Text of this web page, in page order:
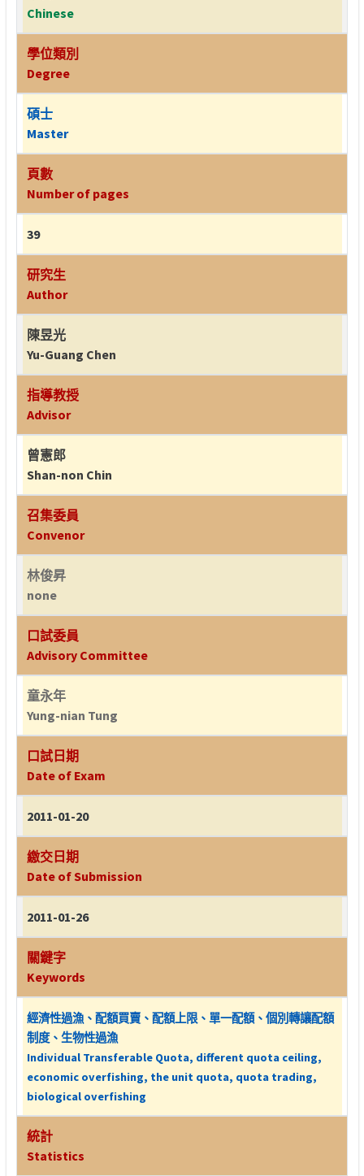
Chinese
學位類別
Degree
碩士
Master
頁數
Number of pages
39
研究生
Author
陳昱光
Yu-Guang Chen
指導教授
Advisor
曾憲郎
Shan-non Chin
召集委員
Convenor
林俊昇
none
口試委員
Advisory Committee
童永年
Yung-nian Tung
口試日期
Date of Exam
2011-01-20
繳交日期
Date of Submission
2011-01-26
關鍵字
Keywords
經濟性過漁、配額買賣、配額上限、單一配額、個別轉讓配額
制度、生物性過漁
Individual Transferable Quota, different quota ceiling,
economic overfishing, the unit quota, quota trading,
biological overfishing
統計
Statistics